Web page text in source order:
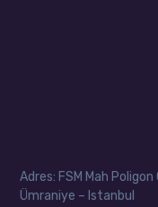
Adres: FSM Mah
Ümraniye – Istanbul